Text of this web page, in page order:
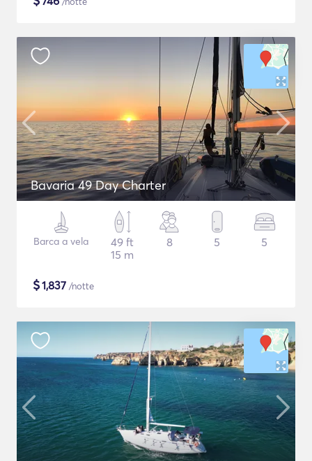
Bavaria 49 Day Charter
Barca a vela
49 ft
15 m
8 5 5
$1,837 /notte